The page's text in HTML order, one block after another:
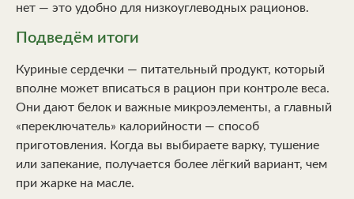
нет — это удобно для низкоуглеводных рационов.
Подведём итоги
Куриные сердечки — питательный продукт, который
вполне может вписаться в рацион при контроле веса.
Они дают белок и важные микроэлементы, а главный
«переключатель» калорийности — способ
приготовления. Когда вы выбираете варку, тушение
или запекание, получается более лёгкий вариант, чем
при жарке на масле.